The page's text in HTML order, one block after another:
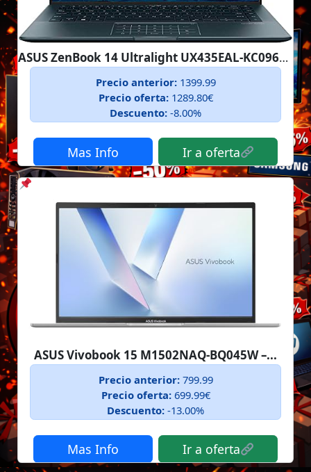
ASUS ZenBook 14 Ultralight UX435EAL-KC096T...
Precio anterior:1399.99
Precio oferta:1289.80€
Descuento: -8.00%
Mas Info Ir a oferta
ASUS Vivobook 15 M1502NAQ-BQ045W –...
Precio anterior:799.99
Precio oferta:699.99€
Descuento: -13.00%
Mas Info Ir a oferta